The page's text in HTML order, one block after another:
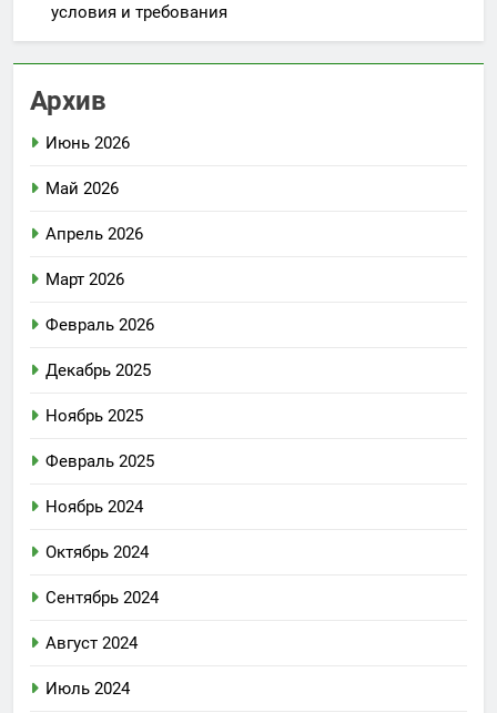
условия и требования
Архив
Июнь 2026
Май 2026
Апрель 2026
Март 2026
Февраль 2026
Декабрь 2025
Ноябрь 2025
Февраль 2025
Ноябрь 2024
Октябрь 2024
Сентябрь 2024
Август 2024
Июль 2024